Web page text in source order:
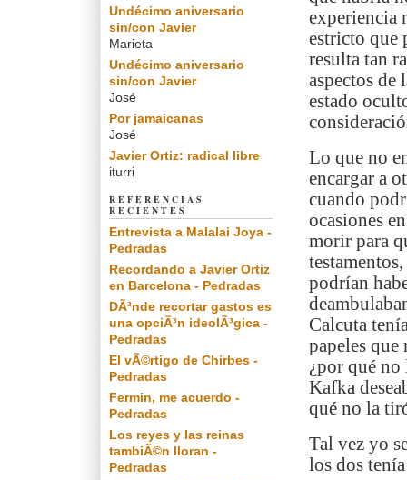
experiencia
estricto que
resulta tan
aspectos
estado
Lo que no
encargar a
cuando
ocasiones
morir para
podrían
Calcuta
papeles que
¿por qué
Kafka
qué no la
Tal vez yo
los dos
Undécimo aniversario
sin/con Javier
Marieta
Undécimo aniversario
sin/con Javier
José
Por jamaicanas
José
Javier Ortiz: radical libre
iturri
REFERENCIAS
RECIENTES
Entrevista a Malalai Joya -
Pedradas
Recordando a Javier Ortiz
en Barcelona - Pedradas
DÃ³nde recortar gastos es
una opciÃ³n ideolÃ³gica -
Pedradas
El vÃ©rtigo de Chirbes -
Pedradas
Fermin, me acuerdo -
Pedradas
Los reyes y las reinas
tambiÃ©n lloran -
Pedradas